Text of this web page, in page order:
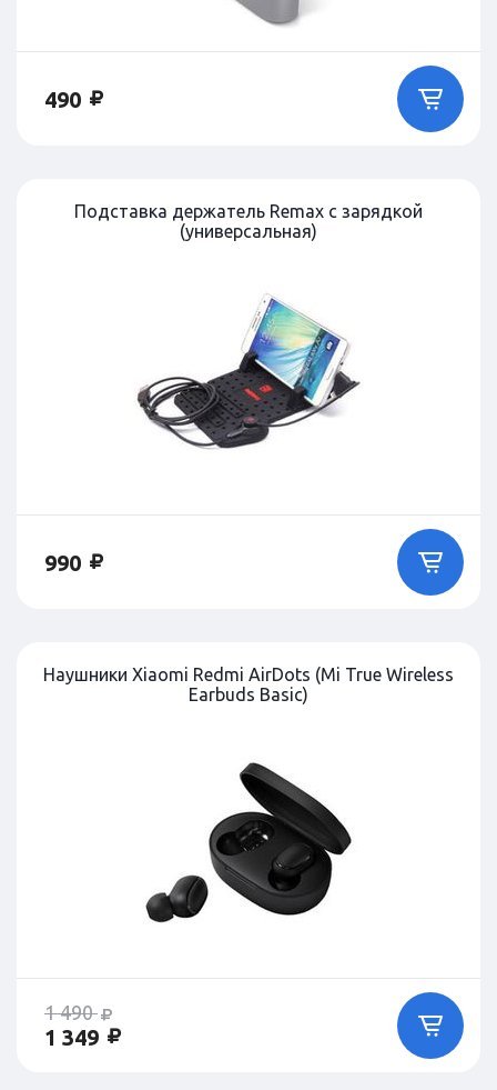
490
Подставка держатель Remax с зарядкой
(универсальная)
990
Наушники Xiaomi Redmi AirDots (Mi True Wireless
Earbuds Basic)
1 490
1 349